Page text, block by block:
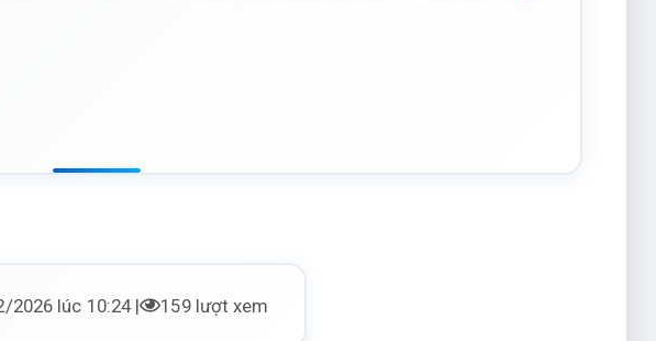
2026 lúc 10:24 | 159 lượt xem